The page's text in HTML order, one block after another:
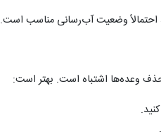
وضعیت آب‌رسانی مناسب است.
وعده‌ها اشتباه است. بهتر است: